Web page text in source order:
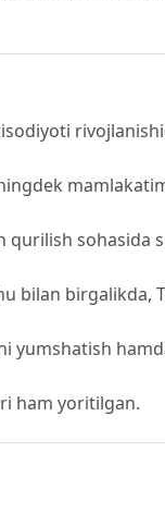
qurilish sohasida
bilan
yumshatish
ham yoritilgan.